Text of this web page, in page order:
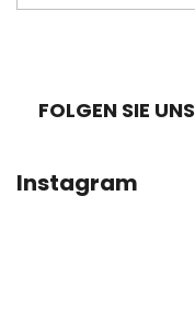
FOLGEN SIE UNS
Instagram